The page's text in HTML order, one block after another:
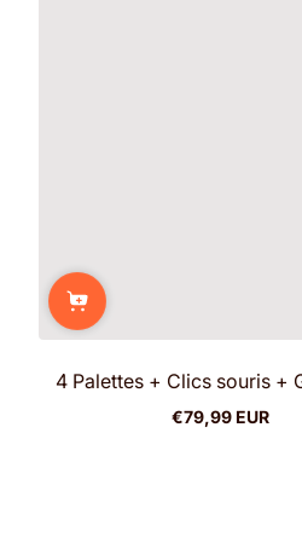
4 Palettes + Clics souris +
Prix
€79,99 EUR